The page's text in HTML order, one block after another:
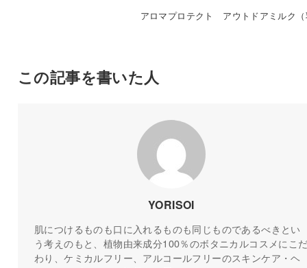
アロマプロテクト アウトドアミルク
この記事を書いた人
YORISOI
肌につけるものも口に入れるものも同じものであるべきとい
う考えのもと、植物由来成分100％のボタニカルコスメにこ
わり、ケミカルフリー、アルコールフリーのスキンケア・ヘ